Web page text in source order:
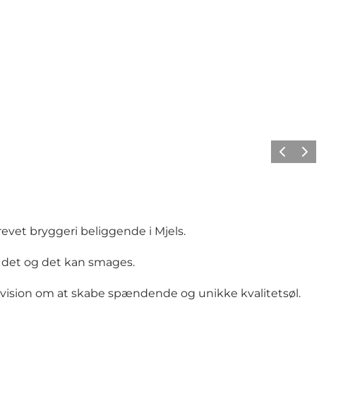
ForrigeNæste
bryggeri beliggende i Mjels.
og det kan smages.
om at skabe spændende og unikke kvalitetsøl.